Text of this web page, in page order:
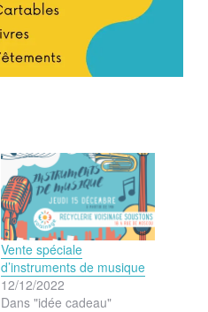
Vente spéciale
d’instruments de musique
12/12/2022
Dans "idée cadeau"